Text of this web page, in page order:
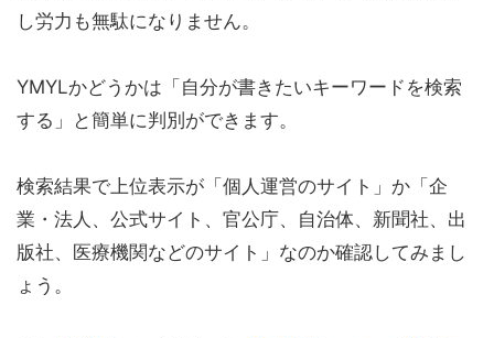
し労力も無駄になりません。
YMYLかどうかは「自分が書きたいキーワードを検索
する」と簡単に判別ができます。
検索結果で上位表示が「個人運営のサイト」か「企
業・法人、公式サイト、官公庁、自治体、新聞社、出
版社、医療機関などのサイト」なのか確認してみまし
ょう。